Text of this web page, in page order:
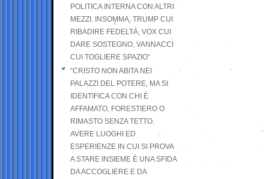
POLITICA INTERNA CON ALTRI
MEZZI. INSOMMA, TRUMP CUI
RIBADIRE FEDELTÀ, VOX CUI
DARE SOSTEGNO, VANNACCI
CUI TOGLIERE SPAZIO”
“CRISTO NON ABITA NEI
PALAZZI DEL POTERE, MA SI
IDENTIFICA CON CHI È
AFFAMATO, FORESTIERO O
RIMASTO SENZA TETTO.
AVERE LUOGHI ED
ESPERIENZE IN CUI SI PROVA
A STARE INSIEME È UNA SFIDA
DA ACCOGLIERE E DA